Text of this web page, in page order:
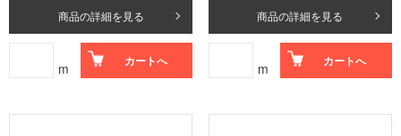
商品の詳細を見る
m カートへ
商品の詳細を見る
m カートへ